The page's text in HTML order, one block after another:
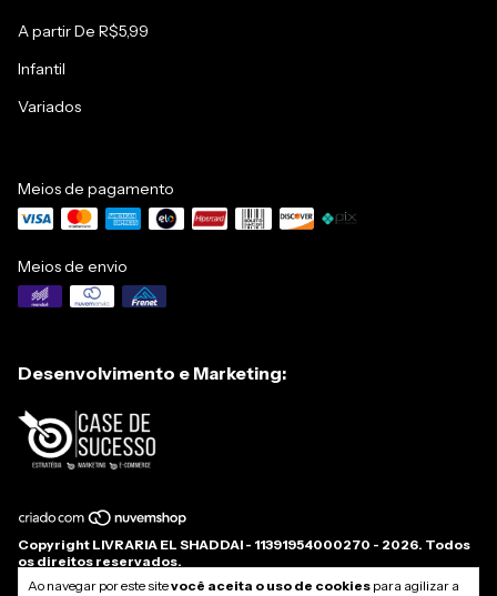
Ao navegar por este sitevocê aceita o uso de cookies para agilizar a
A partir De R$5,99
Infantil
Variados
Meios de pagamento
Meios de envio
Desenvolvimento e Marketing:
Copyright LIVRARIA EL SHADDAI - 11391954000270 - 2026. Todos
os direitos reservados.